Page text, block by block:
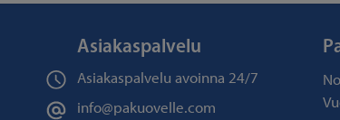
Asiakaspalvelu
Asiakaspalvelu avoinna 24/7
info@pakuovelle.com